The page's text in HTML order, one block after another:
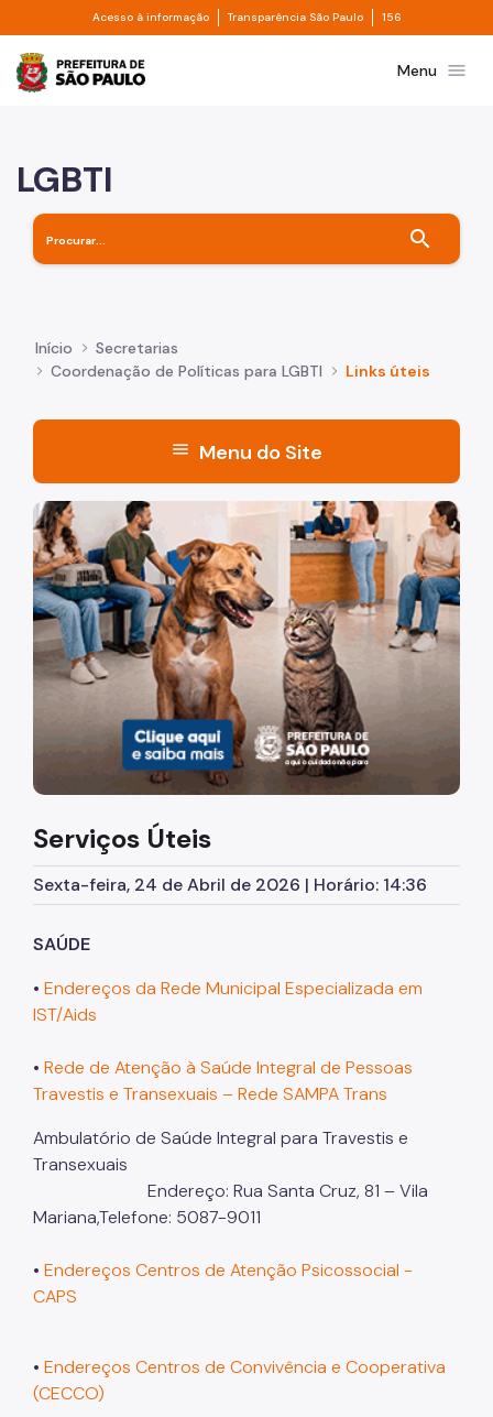
Pular para o Conteúdo principal
Acesso à informação Divisor de acesso à informação
Transparência São Paulo Divisor de
156
Prefeitura de São PauloMenu menu
LGBTI
search
Início
Secretarias
Coordenação de Políticas para LGBTI
Links úteis
menu Menu do Site
A Coordenação
Quem é Quem
Conselho LGBTI+
Programa e Projetos
Transcidadania
Respeito Tem Nome
Desvendando o Arco-íris
Rede de Atendimento
Centro de Referência
Unidade Móvel de Cidadania LGBTI+
Sobre LGBT+
Denuncie
Imagem de um cachorro caramelo e uma gata rajada,
Serviços Úteis
Sexta-feira, 24 de Abril de 2026 | Horário: 14:36
SAÚDE
• Endereços da Rede Municipal Especializada em
IST/Aids
• Rede de Atenção à Saúde Integral de Pessoas
Travestis e Transexuais – Rede SAMPA Trans
Ambulatório de Saúde Integral para Travestis e
Transexuais
Endereço: Rua Santa Cruz, 81 – Vila
Mariana,Telefone: 5087-9011
• Endereços Centros de Atenção Psicossocial -
CAPS
• Endereços Centros de Convivência e Cooperativa
(CECCO)